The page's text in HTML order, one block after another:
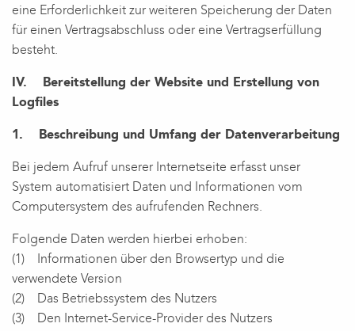
eine Erforderlichkeit zur weiteren Speicherung der Daten
für einen Vertragsabschluss oder eine Vertragserfüllung
besteht.
IV. Bereitstellung der Website und Erstellung von
Logfiles
1. Beschreibung und Umfang der Datenverarbeitung
Bei jedem Aufruf unserer Internetseite erfasst unser
System automatisiert Daten und Informationen vom
Computersystem des aufrufenden Rechners.
Folgende Daten werden hierbei erhoben:
(1) Informationen über den Browsertyp und die
verwendete Version
(2) Das Betriebssystem des Nutzers
(3) Den Internet-Service-Provider des Nutzers